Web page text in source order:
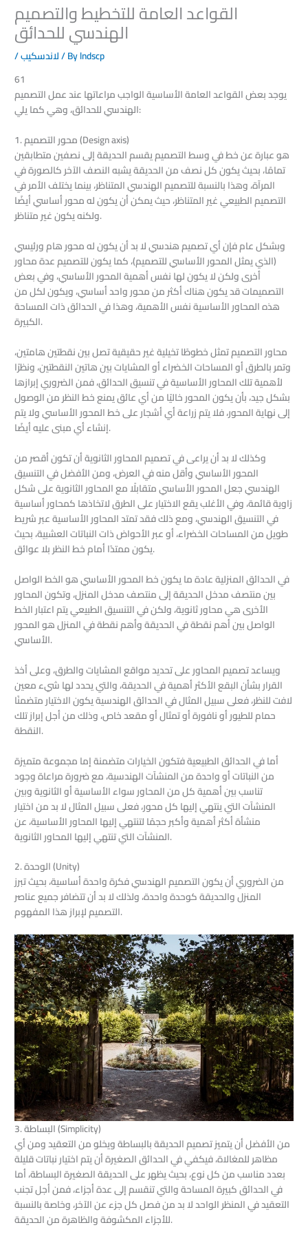
القواعد العامة للتخطيط والتصميم
الهندسي للحدائق
/لاندسكيب/ Bylndscp
61
يوجد بعض القواعد العامة الأساسية الواجب مراعاتها عند عمل التصميم
الهندسي للحدائق، وهي كما يلي:
1. محور التصميم (Design axis)
هو عبارة عن خط في وسط التصميم يقسم الحديقة إلى نصفين متطابقين
تمامًا، بحيث يكون كل نصف من الحديقة يشبه النصف الآخر كالصورة في
المرآة، وهذا بالنسبة للتصميم الهندسي المتناظر، بينما يختلف الأمر في
التصميم الطبيعي غير المتناظر، حيث يمكن أن يكون له محور أساسي أيضًا
ولكنه يكون غير متناظر.
وبشكل عام فإن أي تصميم هندسي لا بد أن يكون له محور هام ورئيسي
(الذي يمثل المحور الأساسي للتصميم)، كما يكون للتصميم عدة محاور
أخرى ولكن لا يكون لها نفس أهمية المحور الأساسي، وفي بعض
التصميمات قد يكون هناك أكثر من محور واحد أساسي، ويكون لكل من
هذه المحاور الأساسية نفس الأهمية، وهذا في الحدائق ذات المساحة
الكبيرة.
محاور التصميم تمثل خطوطًا تخيلية غير حقيقية تصل بين نقطتين هامتين،
وتمر بالطرق أو المساحات الخضراء أو المشايات بين هاتين النقطتين، ونظرًا
لأهمية تلك المحاور الأساسية في تنسيق الحدائق، فمن الضروري إبرازها
بشكل جيد، بأن يكون المحور خاليًا من أي عائق يمنع خط النظر من الوصول
إلى نهاية المحور، فلا يتم زراعة أي أشجار على خط المحور الأساسي ولا يتم
إنشاء أي مبنى عليه أيضًا.
وكذلك لا بد أن يراعى في تصميم المحاور الثانوية أن تكون أقصر من
المحور الأساسي وأقل منه في العرض، ومن الأفضل في التنسيق
الهندسي جعل المحور الأساسي متقابلًا مع المحاور الثانوية على شكل
زاوية قائمة، وفي الأغلب يقع الاختيار على الطرق لاتخاذها كمحاور أساسية
في التنسيق الهندسي، ومع ذلك فقد تمتد المحاور الأساسية عبر شريط
طويل من المساحات الخضراء، أو عبر الأحواض ذات النباتات العشبية، بحيث
يكون ممتدًا أمام خط النظر بلا عوائق.
في الحدائق المنزلية عادة ما يكون خط المحور الأساسي هو الخط الواصل
بين منتصف مدخل الحديقة إلى منتصف مدخل المنزل، وتكون المحاور
الأخرى هي محاور ثانوية، ولكن في التنسيق الطبيعي يتم اعتبار الخط
الواصل بين أهم نقطة في الحديقة وأهم نقطة في المنزل هو المحور
الأساسي.
ويساعد تصميم المحاور على تحديد مواقع المشايات والطرق، وعلى أخذ
القرار بشأن البقع الأكثر أهمية في الحديقة، والتي يحدد لها شيء معين
لافت للنظر، فعلى سبيل المثال في الحدائق الهندسية يكون الاختيار متضمنًا
حمام للطيور أو نافورة أو تمثال أو مقعد خاص، وذلك من أجل إبراز تلك
النقطة.
أما في الحدائق الطبيعية فتكون الخيارات متضمنة إما مجموعة متميزة
من النباتات أو واحدة من المنشآت الهندسية، مع ضرورة مراعاة وجود
تناسب بين أهمية كل من المحاور سواء الأساسية أو الثانوية وبين
المنشآت التي ينتهي إليها كل محور، فعلى سبيل المثال لا بد من اختيار
منشأة أكثر أهمية وأكبر حجمًا لتنتهي إليها المحاور الأساسية، عن
المنشآت التي تنتهي إليها المحاور الثانوية.
2. الوحدة (Unity)
من الضروري أن يكون التصميم الهندسي فكرة واحدة أساسية، بحيث تبرز
المنزل والحديقة كوحدة واحدة، ولذلك لا بد أن تتضافر جميع عناصر
التصميم لإبراز هذا المفهوم.
3. البساطة (Simplicity)
من الأفضل أن يتميز تصميم الحديقة بالبساطة ويخلو من التعقيد ومن أي
مظاهر للمغالاة، فيكفي في الحدائق الصغيرة أن يتم اختيار نباتات قليلة
بعدد مناسب من كل نوع، بحيث يظهر على الحديقة الصغيرة البساطة، أما
في الحدائق كبيرة المساحة والتي تنقسم إلى عدة أجزاء، فمن أجل تجنب
التعقيد في المنظر الواحد لا بد من فصل كل جزء عن الآخر، وخاصة بالنسبة
للأجزاء المكشوفة والظاهرة من الحديقة.